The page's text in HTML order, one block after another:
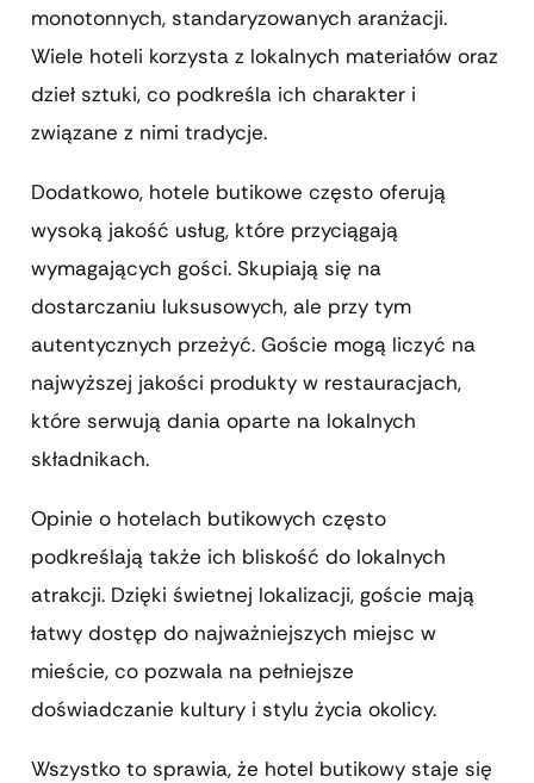
monotonnych, standaryzowanych aranżacji.
Wiele hoteli korzysta z lokalnych materiałów oraz
dzieł sztuki, co podkreśla ich charakter i
związane z nimi tradycje.
Dodatkowo, hotele butikowe często oferują
wysoką jakość usług, które przyciągają
wymagających gości. Skupiają się na
dostarczaniu luksusowych, ale przy tym
autentycznych przeżyć. Goście mogą liczyć na
najwyższej jakości produkty w restauracjach,
które serwują dania oparte na lokalnych
składnikach.
Opinie o hotelach butikowych często
podkreślają także ich bliskość do lokalnych
atrakcji. Dzięki świetnej lokalizacji, goście mają
łatwy dostęp do najważniejszych miejsc w
mieście, co pozwala na pełniejsze
doświadczanie kultury i stylu życia okolicy.
Wszystko to sprawia, że hotel butikowy staje się